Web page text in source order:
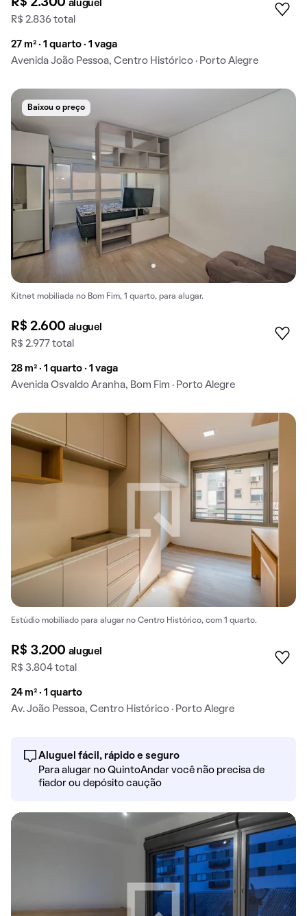
R$ 2.300 aluguel
R$ 2.836 total
27 m² · 1 quarto · 1 vaga
Avenida João Pessoa, Centro Histórico · Porto Alegre
Baixou o preço
Kitnet mobiliada no Bom Fim, 1 quarto, para alugar.
R$ 2.600 aluguel
R$ 2.977 total
28 m² · 1 quarto · 1 vaga
Avenida Osvaldo Aranha, Bom Fim · Porto Alegre
Estúdio mobiliado para alugar no Centro Histórico, com 1 quarto.
R$ 3.200 aluguel
R$ 3.804 total
24 m² · 1 quarto
Av. João Pessoa, Centro Histórico · Porto Alegre
Aluguel fácil, rápido e seguro
Para alugar no QuintoAndar você não precisa de
fiador ou depósito caução